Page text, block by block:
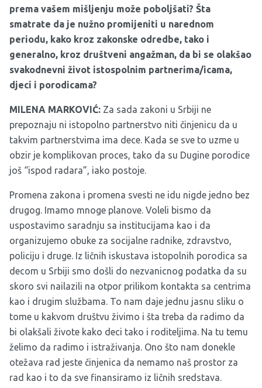
prema vašem mišljenju može poboljšati? Šta
smatrate da je nužno promijeniti u narednom
periodu, kako kroz zakonske odredbe, tako i
generalno, kroz društveni angažman, da bi se olakšao
svakodnevni život istospolnim partnerima/icama,
djeci i porodicama?
MILENA MARKOVIĆ: Za sada zakoni u Srbiji ne
prepoznaju ni istopolno partnerstvo niti činjenicu da u
takvim partnerstvima ima dece. Kada se sve to uzme u
obzir je komplikovan proces, tako da su Dugine porodice
još “ispod radara”, iako postoje.
Promena zakona i promena svesti ne idu nigde jedno bez
drugog. Imamo mnoge planove. Voleli bismo da
uspostavimo saradnju sa institucijama kao i da
organizujemo obuke za socijalne radnike, zdravstvo,
policiju i druge. Iz ličnih iskustava istopolnih porodica sa
decom u Srbiji smo došli do nezvanicnog podatka da su
skoro svi nailazili na otpor prilikom kontakta sa centrima
kao i drugim službama. To nam daje jednu jasnu sliku o
tome u kakvom društvu živimo i šta treba da radimo da
bi olakšali živote kako deci tako i roditeljima. Na tu temu
želimo da radimo i istraživanja. Ono što nam donekle
otežava rad jeste činjenica da nemamo naš prostor za
rad kao i to da sve finansiramo iz ličnih sredstava.